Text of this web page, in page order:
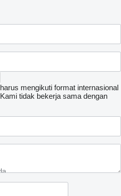
mengikuti format internasional
Kami tidak bekerja sama dengan